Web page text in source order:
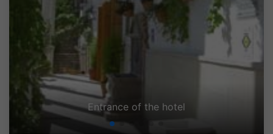
Entrance of the hotel